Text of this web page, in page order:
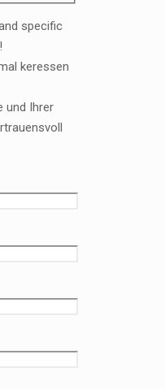
specific
keressen
und Ihrer